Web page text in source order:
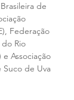
de
Federação
Rio
Associação
Suco de Uva